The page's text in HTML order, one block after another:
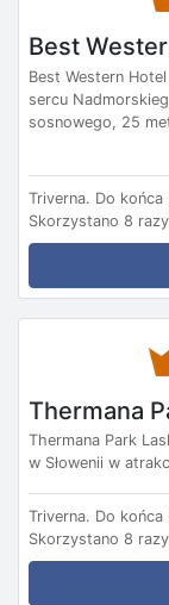
Best
Best Western
sercu
sosnowego, 25
Triverna. Do końca
Skorzystano 8
Thermana
Thermana Park
w Słowenii w
Triverna. Do końca
Skorzystano 8